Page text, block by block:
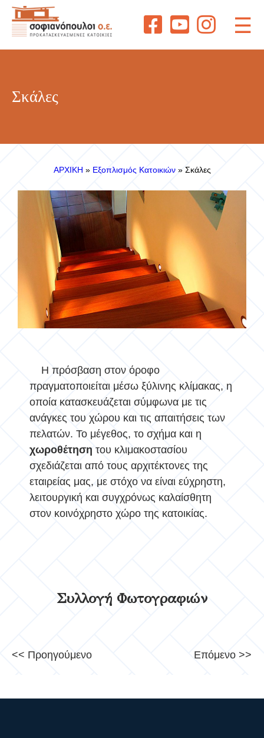
☰
Σκάλες
ΑΡΧΙΚΗ » Εξοπλισμός Κατοικιών» Σκάλες
Η πρόσβαση στον όροφο
πραγματοποιείται μέσω ξύλινης κλίμακας, η
οποία κατασκευάζεται σύμφωνα με τις
ανάγκες του χώρου και τις απαιτήσεις των
πελατών. Το μέγεθος, το σχήμα και η
χωροθέτηση του κλιμακοστασίου
σχεδιάζεται από τους αρχιτέκτονες της
εταιρείας μας, με στόχο να είναι εύχρηστη,
λειτουργική και συγχρόνως καλαίσθητη
στον κοινόχρηστο χώρο της κατοικίας.
Συλλογή Φωτογραφιών
<< Προηγούμενο Επόμενο >>